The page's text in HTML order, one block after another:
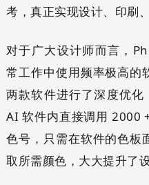
考，真正实现设计、印刷
对于广大设计师而言，
常工作中使用频率极高的
两款软件进行了深度优化
AI 软件内直接调用 2000
色号，只需在软件的色板
取所需颜色，大大提升了